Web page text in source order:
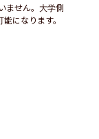
ません。大学側
になります。